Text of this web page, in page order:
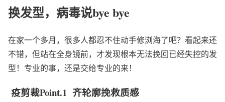
换发型，病毒说bye bye
在家一个多月，很多人都忍不住动手修浏海了吧？看起来还
不错，但站在全身镜前，才发现根本无法挽回已经失控的发
型！专业的事，还是交给专业的来！
疫剪裁Point.1 齐轮廓挽救质感